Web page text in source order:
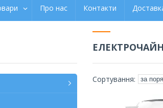
Про нас Контакти